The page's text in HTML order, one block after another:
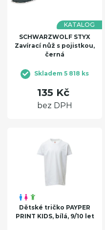
KATALOG
SCHWARZWOLF STYX
Zavírací nůž s pojistkou,
černá
Skladem 5 818 ks
135 Kč
bez DPH
Dětské tričko PAYPER
PRINT KIDS, bílá, 9/10 let